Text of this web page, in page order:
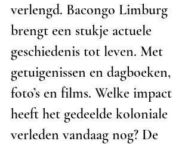
verlengd. Bacongo Limburg
brengt een stukje actuele
geschiedenis tot leven. Met
getuigenissen en dagboeken,
foto’s en films. Welke impact
heeft het gedeelde koloniale
verleden vandaag nog? De